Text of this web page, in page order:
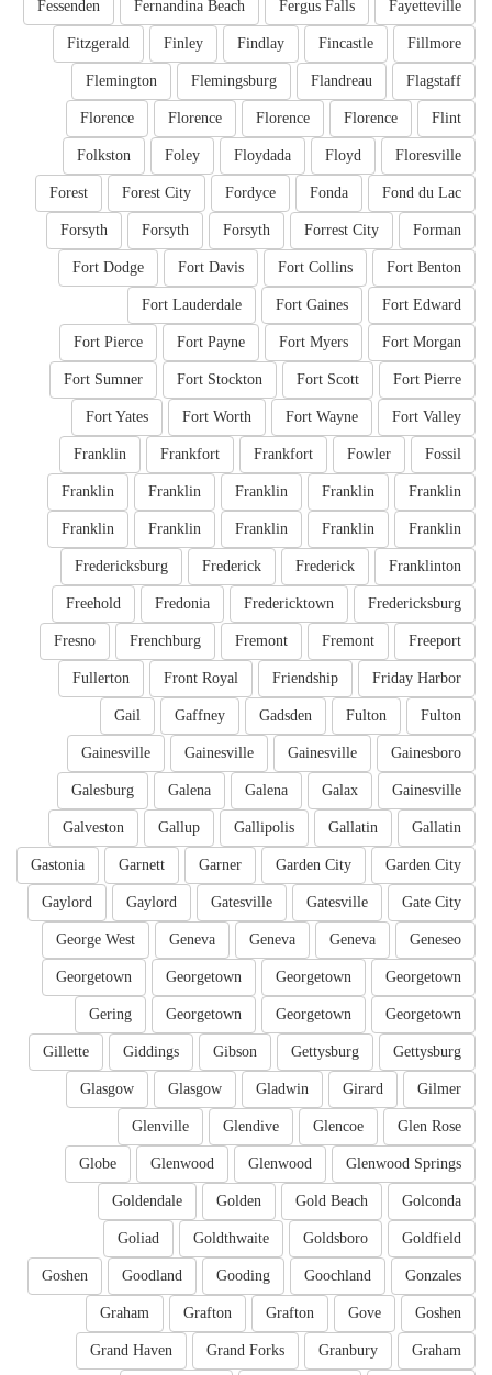
Fayetteville
Fergus Falls
Fernandina Beach
Fessenden
Fillmore
Fincastle
Findlay
Finley
Fitzgerald
Flagstaff
Flandreau
Flemingsburg
Flemington
Flint
Florence
Florence
Florence
Florence
Floresville
Floyd
Floydada
Foley
Folkston
Fond du Lac
Fonda
Fordyce
Forest City
Forest
Forman
Forrest City
Forsyth
Forsyth
Forsyth
Fort Benton
Fort Collins
Fort Davis
Fort Dodge
Fort Edward
Fort Gaines
Fort Lauderdale
Fort Morgan
Fort Myers
Fort Payne
Fort Pierce
Fort Pierre
Fort Scott
Fort Stockton
Fort Sumner
Fort Valley
Fort Wayne
Fort Worth
Fort Yates
Fossil
Fowler
Frankfort
Frankfort
Franklin
Franklin
Franklin
Franklin
Franklin
Franklin
Franklin
Franklin
Franklin
Franklin
Franklin
Franklinton
Frederick
Frederick
Fredericksburg
Fredericksburg
Fredericktown
Fredonia
Freehold
Freeport
Fremont
Fremont
Frenchburg
Fresno
Friday Harbor
Friendship
Front Royal
Fullerton
Fulton
Fulton
Gadsden
Gaffney
Gail
Gainesboro
Gainesville
Gainesville
Gainesville
Gainesville
Galax
Galena
Galena
Galesburg
Gallatin
Gallatin
Gallipolis
Gallup
Galveston
Garden City
Garden City
Garner
Garnett
Gastonia
Gate City
Gatesville
Gatesville
Gaylord
Gaylord
Geneseo
Geneva
Geneva
Geneva
George West
Georgetown
Georgetown
Georgetown
Georgetown
Georgetown
Georgetown
Georgetown
Gering
Gettysburg
Gettysburg
Gibson
Giddings
Gillette
Gilmer
Girard
Gladwin
Glasgow
Glasgow
Glen Rose
Glencoe
Glendive
Glenville
Glenwood Springs
Glenwood
Glenwood
Globe
Golconda
Gold Beach
Golden
Goldendale
Goldfield
Goldsboro
Goldthwaite
Goliad
Gonzales
Goochland
Gooding
Goodland
Goshen
Goshen
Gove
Grafton
Grafton
Graham
Graham
Granbury
Grand Forks
Grand Haven